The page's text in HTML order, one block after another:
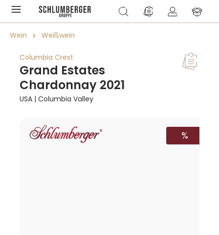
springen Du hast 0 Produkte
Wein Weißwein
Columbia Crest
Grand Estates
Chardonnay 2021
USA | Columbia Valley
Bildergalerie überspringen
RABATT
%